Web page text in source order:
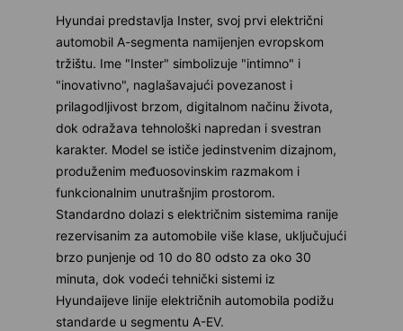
Hyundai predstavlja Inster, svoj prvi električni
automobil A-segmenta namijenjen evropskom
tržištu. Ime "Inster" simbolizuje "intimno" i
"inovativno", naglašavajući povezanost i
prilagodljivost brzom, digitalnom načinu života,
dok odražava tehnološki napredan i svestran
karakter. Model se ističe jedinstvenim dizajnom,
produženim međuosovinskim razmakom i
funkcionalnim unutrašnjim prostorom.
Standardno dolazi s električnim sistemima ranije
rezervisanim za automobile više klase, uključujući
brzo punjenje od 10 do 80 odsto za oko 30
minuta, dok vodeći tehnički sistemi iz
Hyundaijeve linije električnih automobila podižu
standarde u segmentu A-EV.